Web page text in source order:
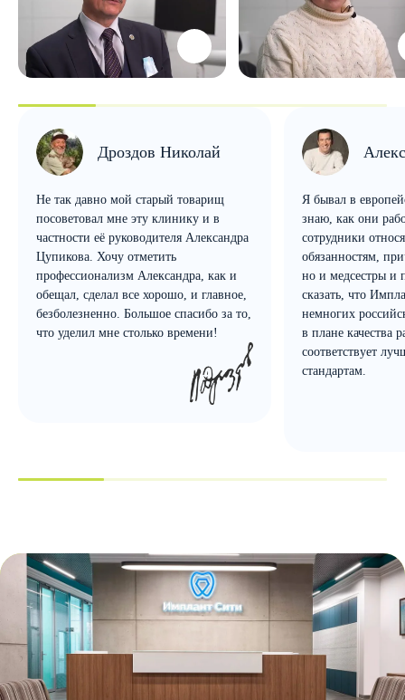
Дроздов Николай
Не так давно мой старый товарищ
посоветовал мне эту клинику и в
частности её руководителя Александра
Цупикова. Хочу отметить
профессионализм Александра, как и
обещал, сделал все хорошо, и главное,
безболезненно. Большое спасибо за то,
что уделил мне столько времени!
Я бывал в
знаю, как они
сотрудники
обязанностям,
но и медсестры и
сказать, что
немногих
в плане качества
соответствует
стандартам.